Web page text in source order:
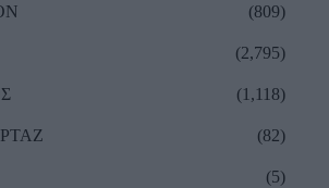
(809)
(2,795)
(1,118)
(82)
(5)